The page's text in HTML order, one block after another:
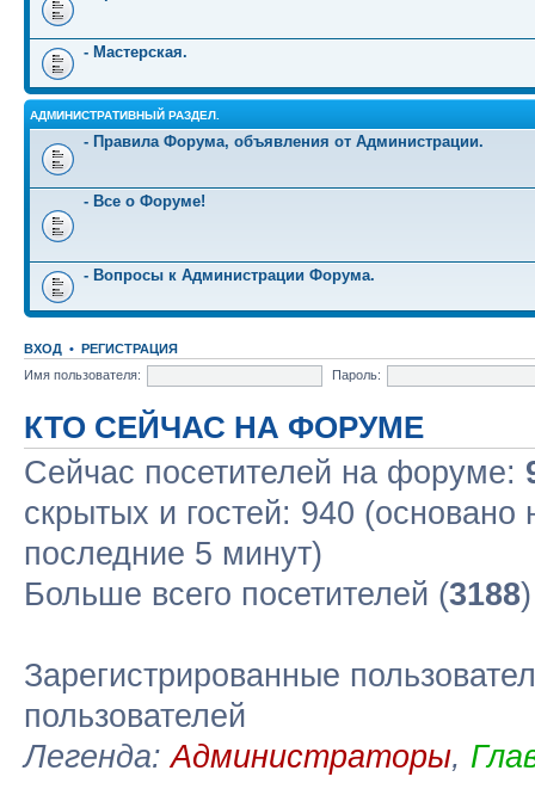
- Мастерская.
АДМИНИСТРАТИВНЫЙ РАЗДЕЛ.
- Правила Форума, объявления от Администрации.
- Все о Форуме!
- Вопросы к Администрации Форума.
ВХОД • РЕГИСТРАЦИЯ
Имя пользователя:
Пароль:
КТО СЕЙЧАС НА ФОРУМЕ
Сейчас посетителей на форуме:
скрытых и гостей: 940 (основано
последние 5 минут)
Больше всего посетителей (3188
Зарегистрированные
пользователей
Легенда:Администраторы,